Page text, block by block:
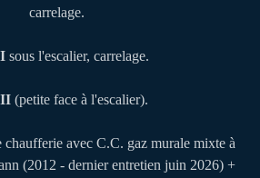
carrelage.
sous l'escalier, carrelage.
II (petite face à l'escalier).
chaufferie avec C.C. gaz murale mixte à
(2012 - dernier entretien juin 2026) +